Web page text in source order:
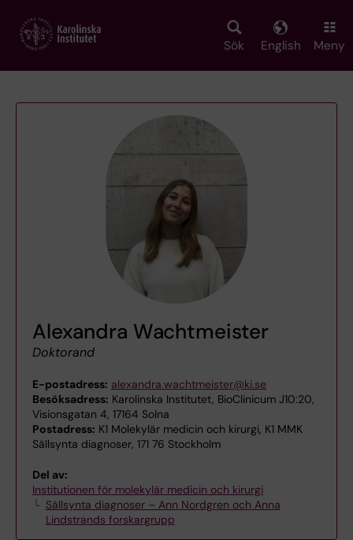
main
Sök English Meny
Alexandra Wachtmeister
Doktorand
E-postadress: alexandra.wachtmeister@ki.se
Besöksadress: Karolinska Institutet, BioClinicum J10:20,
Visionsgatan 4, 17164 Solna
Postadress: K1 Molekylär medicin och kirurgi, K1 MMK
Sällsynta diagnoser, 171 76 Stockholm
Del av:
Institutionen för molekylär medicin och kirurgi
Sällsynta diagnoser – Ann Nordgren och Anna
Lindstrands forskargrupp